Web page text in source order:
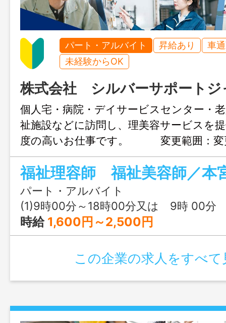
パート・アルバイト 昇給あり
車
未経験からOK
株式会社 シルバーサポートジ
個人宅・病院・デイサービスセンター・
祉施設などに訪問し、理美容サービスを
度の高いお仕事です。 変更範囲：変
福祉理容師 福祉美容師／本
パート・アルバイト
(1)9時00分～18時00分又は 9時 00分 ～ 18時 00
時給 1,600円～2,500円
この企業の求人をすべて